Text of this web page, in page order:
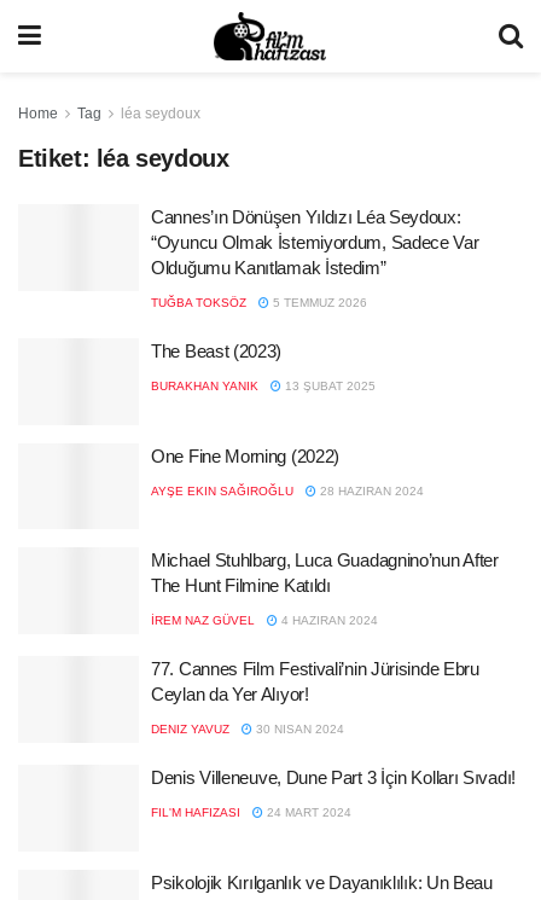
Home Tag léa seydoux
Etiket: léa seydoux
Cannes’ın Dönüşen Yıldızı Léa Seydoux:
“Oyuncu Olmak İstemiyordum, Sadece Var
Olduğumu Kanıtlamak İstedim”
TUĞBA TOKSÖZ 5 TEMMUZ 2026
The Beast (2023)
BURAKHAN YANIK 13 ŞUBAT 2025
One Fine Morning (2022)
AYŞE EKIN SAĞIROĞLU 28 HAZIRAN 2024
Michael Stuhlbarg, Luca Guadagnino’nun After
The Hunt Filmine Katıldı
İREM NAZ GÜVEL 4 HAZIRAN 2024
77. Cannes Film Festivali’nin Jürisinde Ebru
Ceylan da Yer Alıyor!
DENIZ YAVUZ 30 NISAN 2024
Denis Villeneuve, Dune Part 3 İçin Kolları Sıvadı!
FIL'M HAFIZASI 24 MART 2024
Psikolojik Kırılganlık ve Dayanıklılık: Un Beau